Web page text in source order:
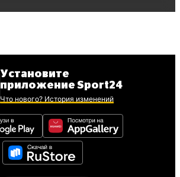
Установите
приложение Sport24
Что нового? История изменений